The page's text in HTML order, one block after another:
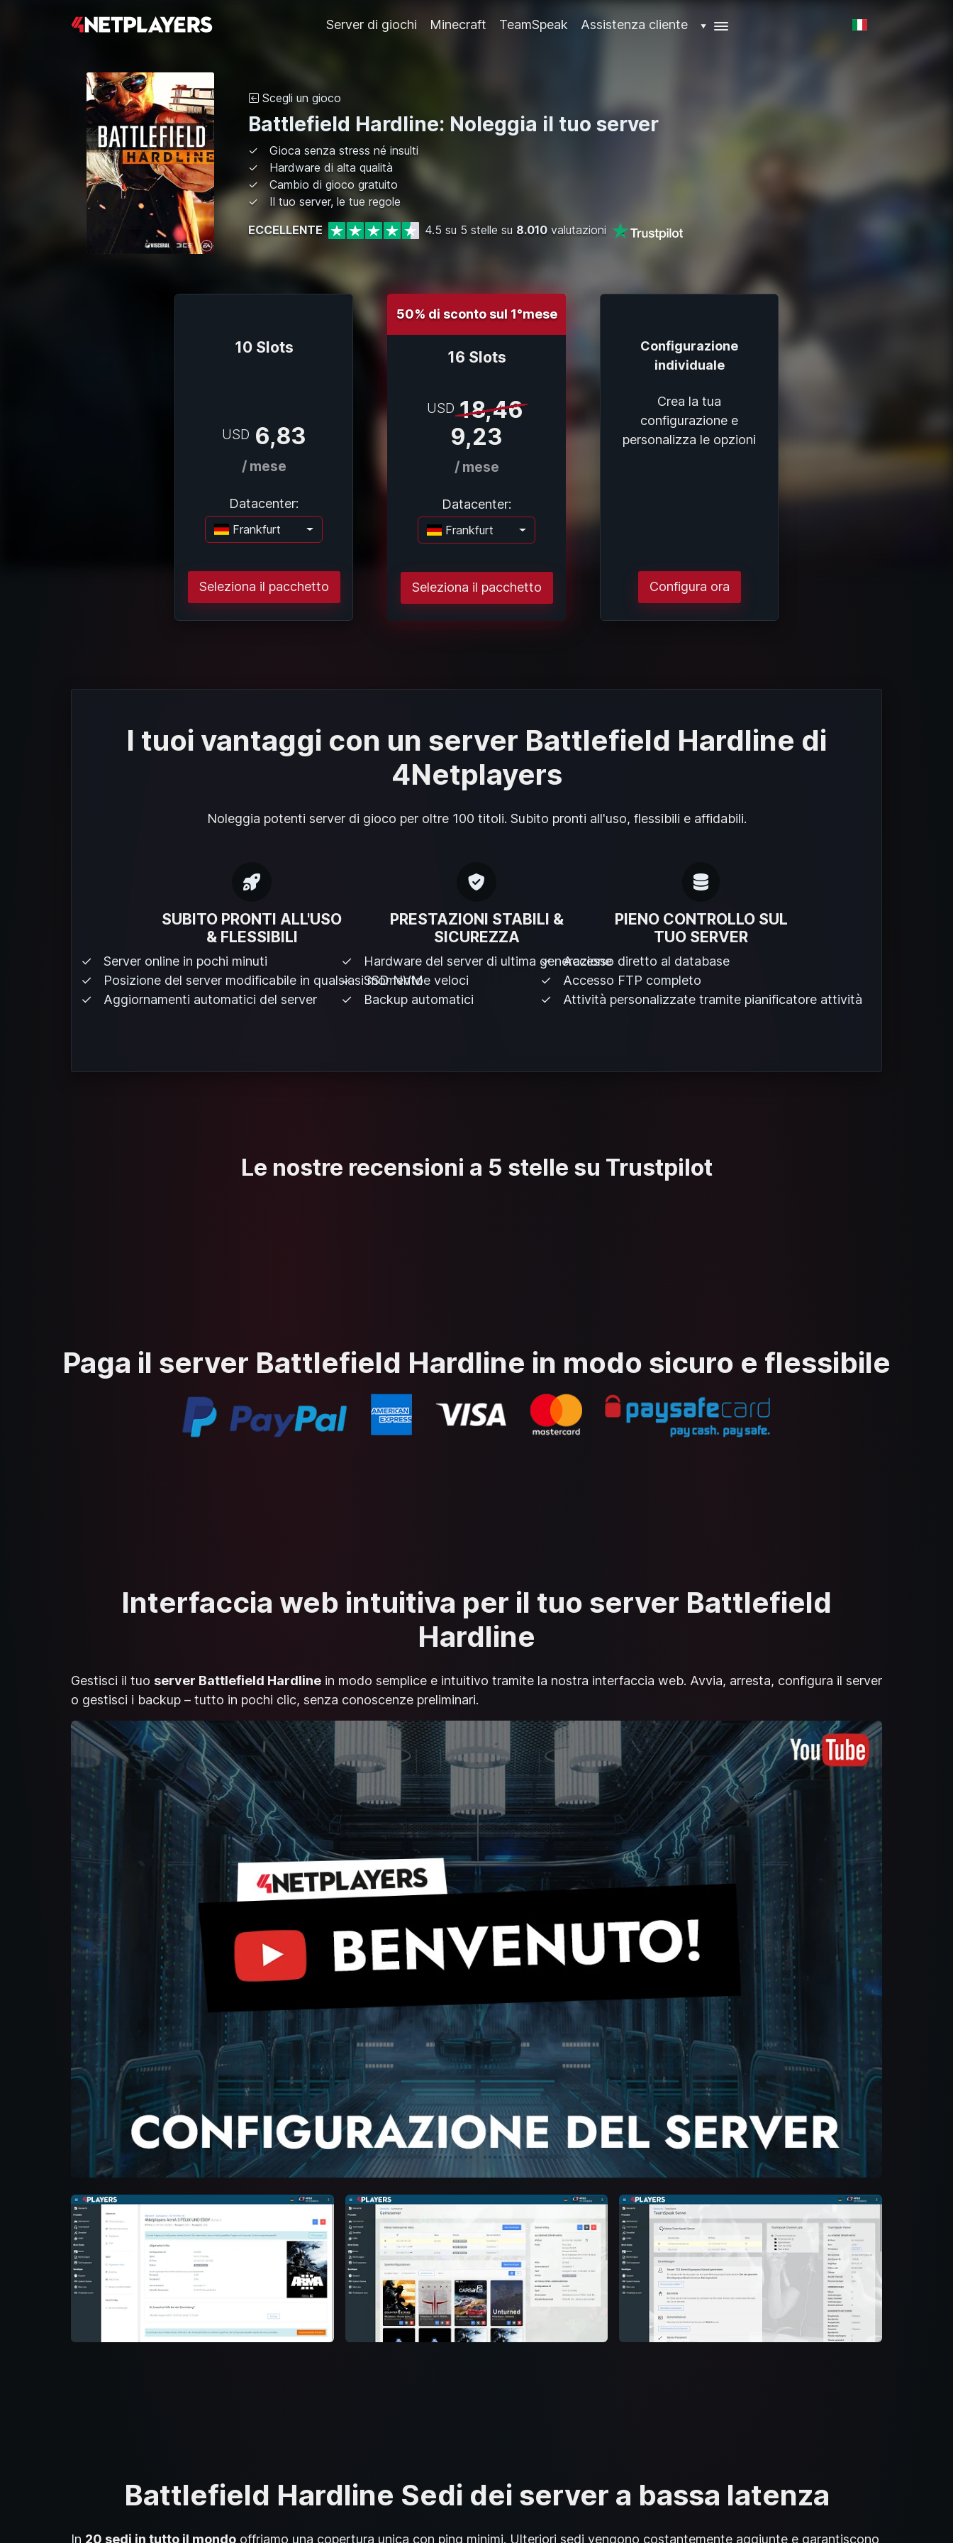
Server di giochi Minecraft TeamSpeak Assistenza cliente ▼
Scegli un gioco
Battlefield Hardline: Noleggia il tuo server
Gioca senza stress né insulti
Hardware di alta qualità
Cambio di gioco gratuito
Il tuo server, le tue regole
ECCELLENTE
4.5 su 5 stelle su 8.010 valutazioni
10 Slots
USD 6,83
/ mese
Datacenter:
Frankfurt
Caricamento..
Seleziona il pacchetto
50% di sconto sul 1°mese
16 Slots
USD 18,46
9,23
/ mese
Datacenter:
Frankfurt
Caricamento..
Seleziona il pacchetto
Configurazione
individuale
Crea la tua
configurazione e
personalizza le opzioni
Configura ora
I tuoi vantaggi con un server Battlefield Hardline di
4Netplayers
Noleggia potenti server di gioco per oltre 100 titoli. Subito pronti all'uso, flessibili e affidabili.
SUBITO PRONTI ALL'USO
& FLESSIBILI
Server online in pochi minuti
Posizione del server modificabile in qualsiasi momento
Aggiornamenti automatici del server
PRESTAZIONI STABILI &
SICUREZZA
Hardware del server di ultima generazione
SSD NVMe veloci
Backup automatici
PIENO CONTROLLO SUL
TUO SERVER
Accesso diretto al database
Accesso FTP completo
Attività personalizzate tramite pianificatore attività
Le nostre recensioni a 5 stelle su Trustpilot
Paga il server Battlefield Hardline in modo sicuro e flessibile
Interfaccia web intuitiva per il tuo server Battlefield
Hardline
Gestisci il tuo server Battlefield Hardline in modo semplice e intuitivo tramite la nostra interfaccia web. Avvia, arresta, configura il server
o gestisci i backup – tutto in pochi clic, senza conoscenze preliminari.
Battlefield Hardline Sedi dei server a bassa latenza
In 20 sedi in tutto il mondo offriamo una copertura unica con ping minimi. Ulteriori sedi vengono costantemente aggiunte e garantiscono